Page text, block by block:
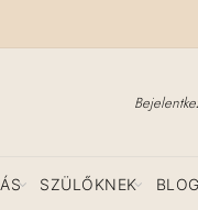
SZÜLŐKNEK BLOG